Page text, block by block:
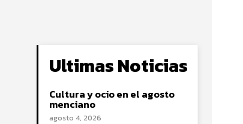
Ultimas Noticias
Cultura y ocio en el agosto
menciano
agosto 4, 2026